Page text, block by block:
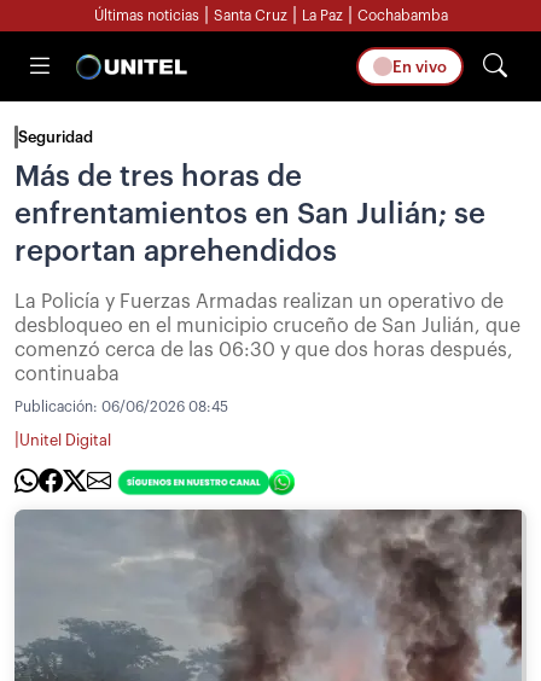
Últimas noticias Santa Cruz La Paz Cochabamba
En vivo
Seguridad
Más de tres horas de
enfrentamientos en San Julián; se
reportan aprehendidos
La Policía y Fuerzas Armadas realizan un operativo de
desbloqueo en el municipio cruceño de San Julián, que
comenzó cerca de las 06:30 y que dos horas después,
continuaba
Publicación: 06/06/2026 08:45
Unitel Digital